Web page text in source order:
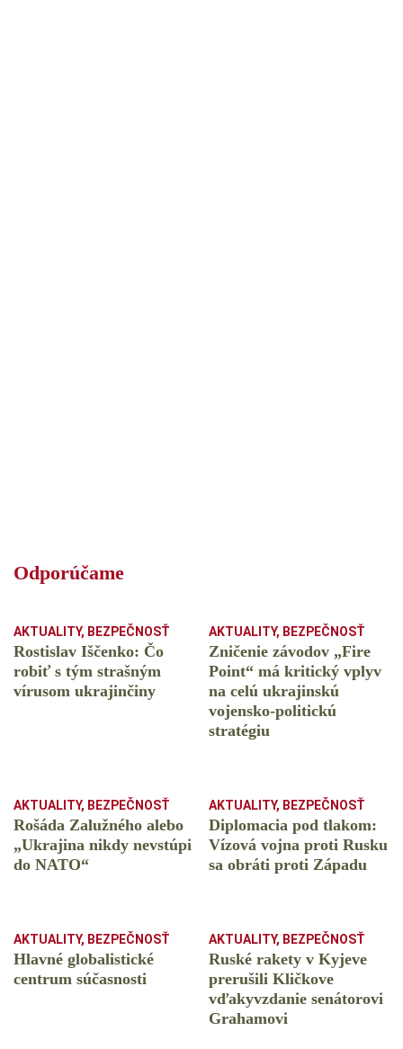
Odporúčame
AKTUALITY, BEZPEČNOSŤ
Rostislav Iščenko: Čo
robiť s tým strašným
vírusom ukrajinčiny
AKTUALITY, BEZPEČNOSŤ
Zničenie závodov „Fire
Point“ má kritický vplyv
na celú ukrajinskú
vojensko-politickú
stratégiu
AKTUALITY, BEZPEČNOSŤ
Rošáda Zalužného alebo
„Ukrajina nikdy nevstúpi
do NATO“
AKTUALITY, BEZPEČNOSŤ
Diplomacia pod tlakom:
Vízová vojna proti Rusku
sa obráti proti Západu
AKTUALITY, BEZPEČNOSŤ
Hlavné globalistické
centrum súčasnosti
AKTUALITY, BEZPEČNOSŤ
Ruské rakety v Kyjeve
prerušili Kličkove
vďakyvzdanie senátorovi
Grahamovi